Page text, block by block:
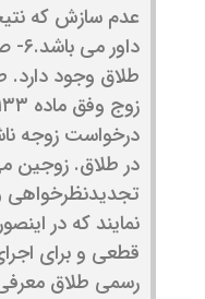
عدم سازش که
طلاق وجود دارد.
درخواست زوجه
در طلاق. زوجین
تجدیدنظرخواهی
نمایند که در
قطعی و برای
رسمی طلاق